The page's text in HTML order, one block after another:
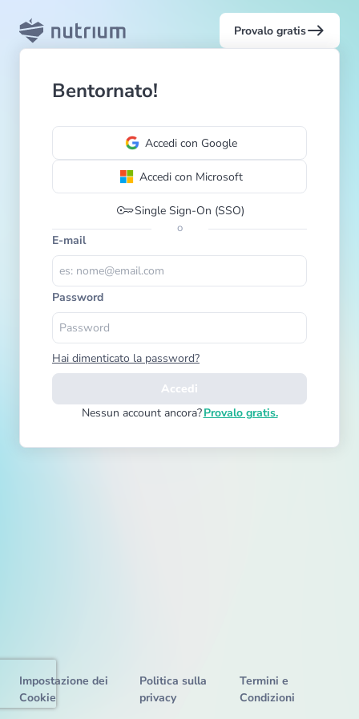
Provalo gratiseast
Bentornato!
Accedi con Google
Accedi con Microsoft
keySingle Sign-On (SSO)
o
E-mail
Password
Hai dimenticato la password?
Accedi
Nessun account ancora?Provalo gratis.
Impostazione dei
Cookie
Politica sulla
privacy
Termini e
Condizioni